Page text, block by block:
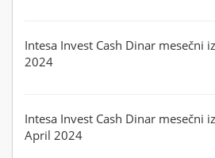
Intesa Invest Cash Dinar mesečni
2024
Intesa Invest Cash Dinar mesečni
April 2024